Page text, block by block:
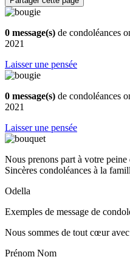
0 message(s) de condoléances
2021
Laisser une pensée
0 message(s) de condoléances
2021
Laisser une pensée
Nous prenons part à votre
Sincères condoléances à la
Odella
Exemples de message de
Nous sommes de tout cœur
Prénom Nom